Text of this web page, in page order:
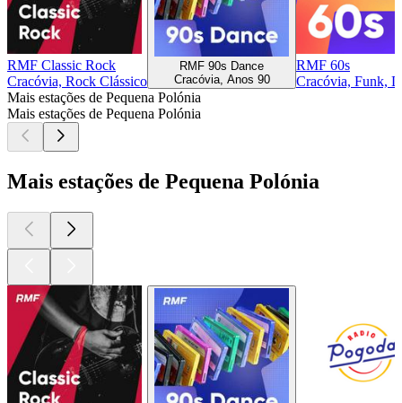
RMF Classic Rock
Cracóvia, Rock Clássico
RMF 90s Dance
Cracóvia, Anos 90
RMF 60s
Cracóvia, Funk,
Mais estações de Pequena Polónia
Mais estações de Pequena Polónia
Mais estações de Pequena Polónia